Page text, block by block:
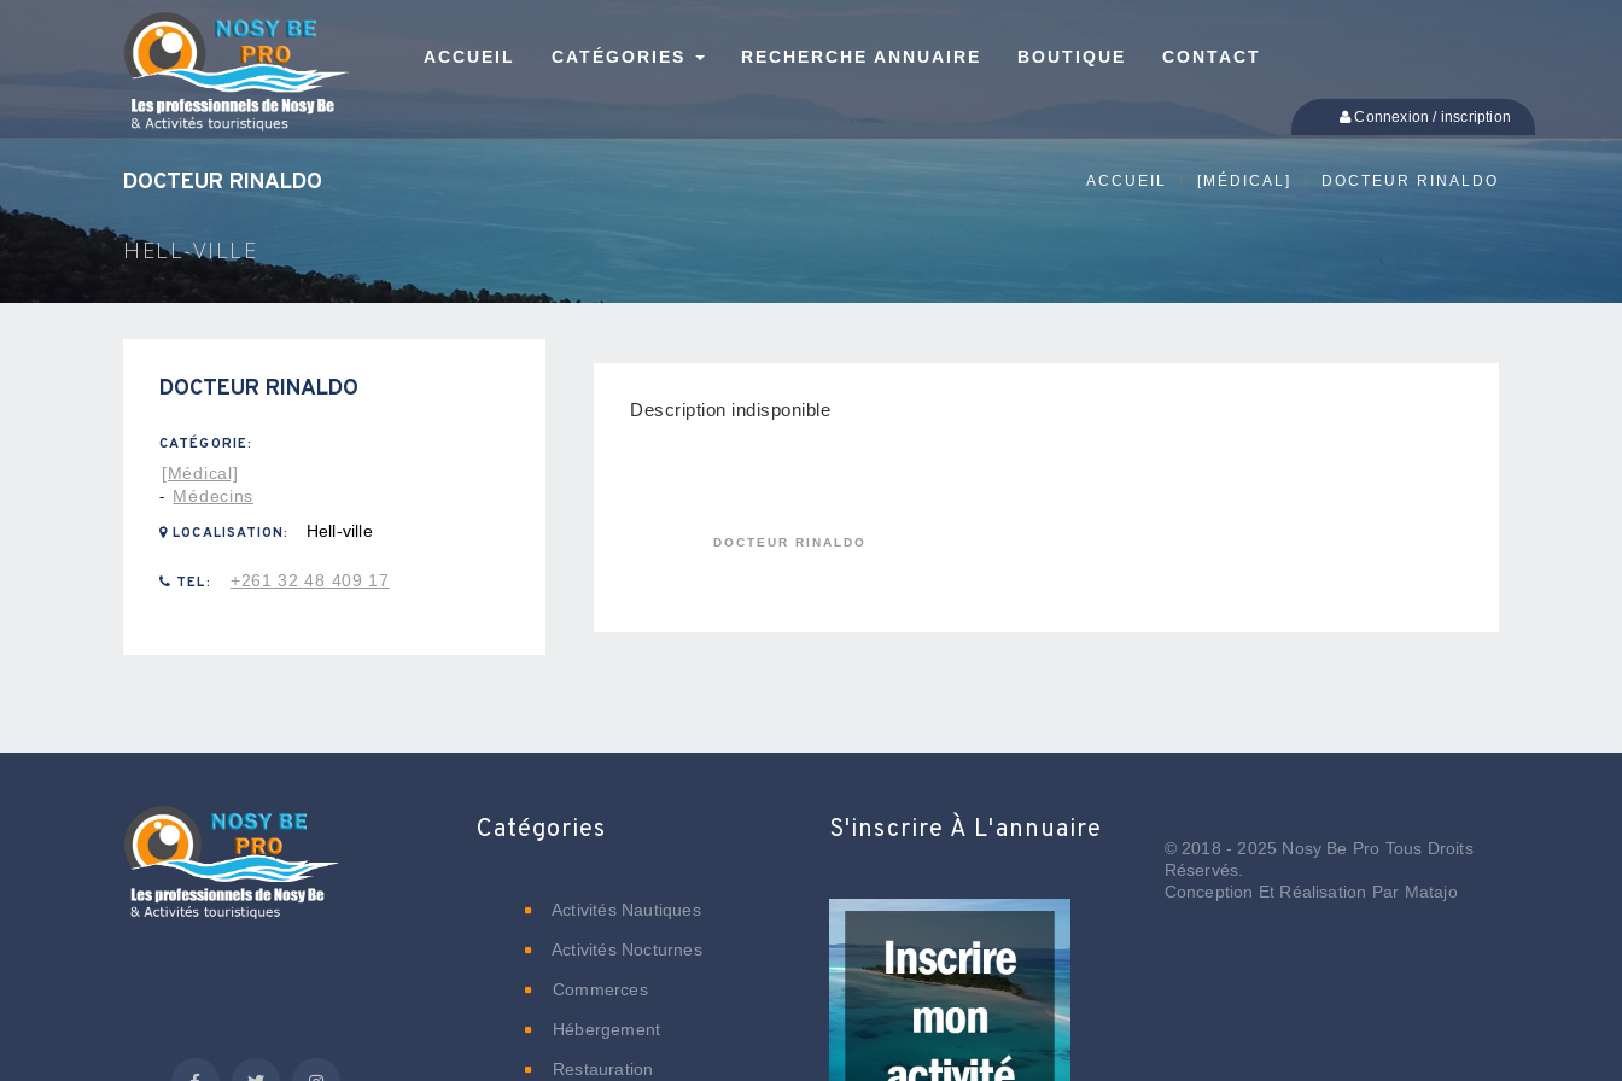
ACCUEIL CATÉGORIES RECHERCHE ANNUAIRE BOUTIQUE CONTACT
Connexion / inscription
DOCTEUR RINALDO
HELL-VILLE
ACCUEIL [MÉDICAL] DOCTEUR RINALDO
DOCTEUR RINALDO
CATÉGORIE:
[Médical]
- Médecins
LOCALISATION: Hell-ville
TEL: +261 32 48 409 17
Description indisponible
DOCTEUR RINALDO
Catégories
Activités Nautiques
Activités Nocturnes
Commerces
Hébergement
Restauration
S'inscrire À L'annuaire
© 2018 - 2025 Nosy Be Pro Tous Droits
Réservés.
Conception Et Réalisation Par Matajo